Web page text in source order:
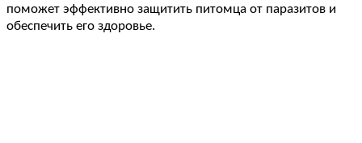
поможет эффективно защитить питомца от паразитов и
обеспечить его здоровье.